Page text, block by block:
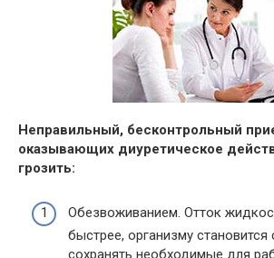
Неправильный, бесконтрольный
оказывающих диуретическое
грозить:
Обезвоживанием. Отток
быстрее, организму становится
сохранять необходимые для